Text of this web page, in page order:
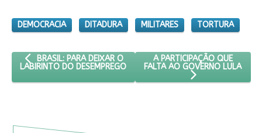
DEMOCRACIA DITADURA MILITARES TORTURA
ARTIGO ANTERIOR: BRASIL: PARA DEIXAR O LABIRINTO DO
BRASIL: PARA DEIXAR O
LABIRINTO DO DESEMPREGO
PRÓXIMO ARTIGO: A
A PARTICIPAÇÃO QUE
FALTA AO GOVERNO LULA